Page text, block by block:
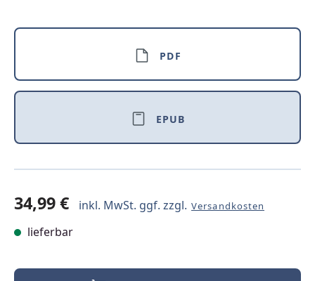
PDF
EPUB
34,99 € inkl. MwSt. ggf. zzgl. Versandkosten
lieferbar